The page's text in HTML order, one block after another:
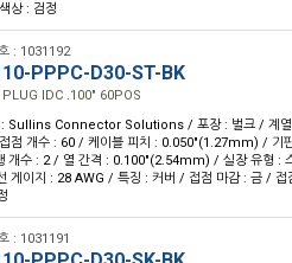
상 : 검정
: 1031192
PPPC-D30-ST-BK
PLUG IDC .100" 60POS
: Sullins Connector Solutions / 포장 : 벌크 / 계열
점 개수 : 60 / 케이블 피치 : 0.050"(1.27mm) / 기
개수 : 2 / 열 간격 : 0.100"(2.54mm) / 실장 유형 :
게이지 : 28 AWG / 특징 : 커버 / 접점 마감 : 금 / 접
: 1031191